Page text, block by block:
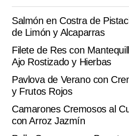
Quedó mejor de lo que
Aurore Aubry
octubre 14, 2025 at 7:45 pm
Responder
Tu dirección de correo
publicada. Los campos
Alternative:
Salmón en Costra de
de Limón y Alcaparras
Filete de Res con
Ajo Rostizado y Hierbas
Pavlova de Verano con
y Frutos Rojos
Camarones Cremosos al
con Arroz Jazmín